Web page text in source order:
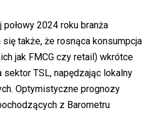
2024 roku branża
także, że rosnąca konsumpcja
jak FMCG czy retail) wkrótce
sektor TSL, napędzając lokalny
Optymistyczne prognozy
z Barometru